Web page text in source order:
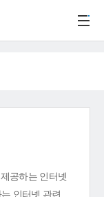
공하는 인터넷
인터넷 관련